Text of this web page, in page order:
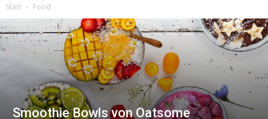
Start Food
Smoothie Bowls von Oatsome